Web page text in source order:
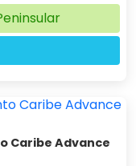
Caribe Advance